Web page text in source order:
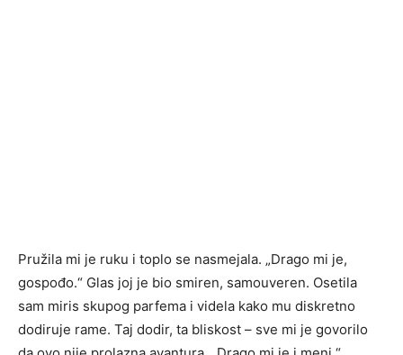
Pružila mi je ruku i toplo se nasmejala. „Drago mi je,
gospođo.“ Glas joj je bio smiren, samouveren. Osetila
sam miris skupog parfema i videla kako mu diskretno
dodiruje rame. Taj dodir, ta bliskost – sve mi je govorilo